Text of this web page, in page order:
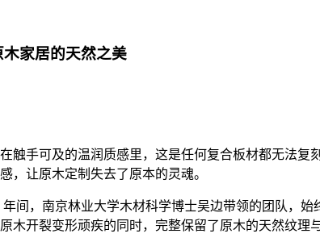
家居的天然之美
触手可及的温润质感里，这是任何复合板材都无法
，让原木定制失去了原本的灵魂。
间，南京林业大学木材科学博士吴边带领的团队，
木开裂变形顽疾的同时，完整保留了原木的天然纹理